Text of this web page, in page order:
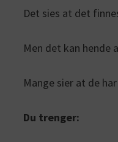
Det sies at det
Men det kan hende
Mange sier at de
Du trenger: